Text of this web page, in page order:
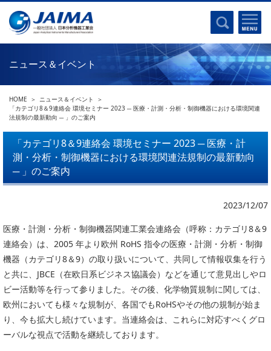
事業計画書
沿革
関連リンク
主な活動
分析機器・科学機器遺産認定
海外交流事業
製品含有化学物質規制 UPDATE
統計
刊行物のご案内
委員会活動
協力企業との適正取引の推進
分析用X線検査装置他PCB廃棄物処理について
はじめに
電磁波(光)
クロマトグラフ
質量分析
電子顕微鏡
熱分析
電気化学
磁気共鳴
電子線応用
機器分析が支える、豊かな暮らしと産業のフロンティア
総論・各種分析法
環境
食品
ライフサイエンス
イメージング
材料
ニュース＆イベント
HOME
ニュース＆イベント
「カテゴリ8＆9連絡会 環境セミナー 2023 ─ 医療・計測・分析・制御機器における環境関連
法規制の最新動向 ─ 」のご案内
「カテゴリ8＆9連絡会 環境セミナー 2023 ─ 医療・計
測・分析・制御機器における環境関連法規制の最新動向
─ 」のご案内
2023/12/07
医療・計測・分析・制御機器関連工業会連絡会（呼称：カテゴリ8＆9
連絡会）は、2005 年より欧州 RoHS 指令の医療・計測・分析・制御
機器（カテゴリ8＆9）の取り扱いについて、共同して情報収集を行う
と共に、JBCE（在欧日系ビジネス協議会）などを通じて意見出しやロ
ビー活動等を行って参りました。その後、化学物質規制に関しては、
欧州においても様々な規制が、各国でもRoHSやその他の規制が始ま
り、今も拡大し続けています。当連絡会は、これらに対応すべくグロ
ーバルな視点で活動を継続しております。